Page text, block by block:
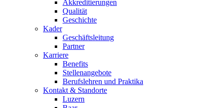
Akkreditierungen
Qualität
Geschichte
Kader
Geschäftsleitung
Partner
Karriere
Benefits
Stellenangebote
Berufslehren und Praktika
Kontakt & Standorte
Luzern